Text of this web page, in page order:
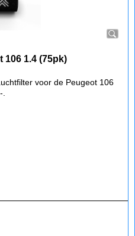
106 1.4 (75pk)
voor de Peugeot 106